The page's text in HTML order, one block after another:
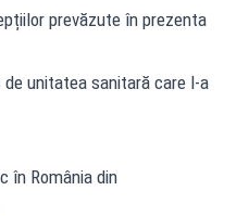
prevăzute în prezenta
unitatea sanitară care l-a
în România din